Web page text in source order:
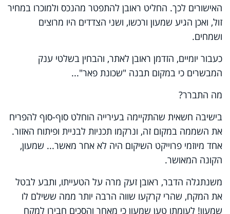
האישורים לכך. החליט ראובן להתפטר מהנכס ולמוכרו במחיר
זול, ואכן הגיע שמעון ורכשו, ושני הצדדים היו מרוצים
ושמחים.
כעבור יומיים, הזדמן ראובן לאתר, והבחין בשלטי ענק
המבשרים כי במקום תבנה "שכונת פאר"...
מה התברר?
בישיבה חשאית שהתקיימה בעירייה הוחלט סוף-סוף להפריח
את השממה במקום זה, ונרקמו תכניות לבניית ופיתוח האזור.
אחד מיוזמי פרוייקט השיקום היה לא אחר מאשר... שמעון,
הקונה המאושר.
משנתגלה הדבר, ראובן זעק מרה על הטעייתו, ותבע לבטל
את המקח, שהרי קרקעו שווה הרבה יותר ממה ששילם לו
שמעון! לעומתו טען שמעון כי מאחר והסכים חבירו למקח